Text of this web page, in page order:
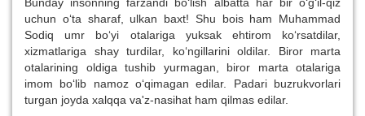
uchun o‘ta sharaf, ulkan baxt! Shu bois ham Muhammad
Sodiq umr bo‘yi otalariga yuksak ehtirom ko‘rsatdilar,
xizmatlariga shay turdilar, ko‘ngillarini oldilar. Biror marta
otalarining oldiga tushib yurmagan, biror marta otalariga
imom bo‘lib namoz o‘qimagan edilar. Padari buzrukvorlari
turgan joyda xalqqa va'z-nasihat ham qilmas edilar.